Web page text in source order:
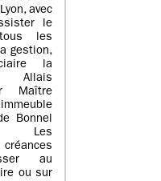
avec
le
les
gestion,
la
Allais
Maître
Bonnel
Les
au
ou sur